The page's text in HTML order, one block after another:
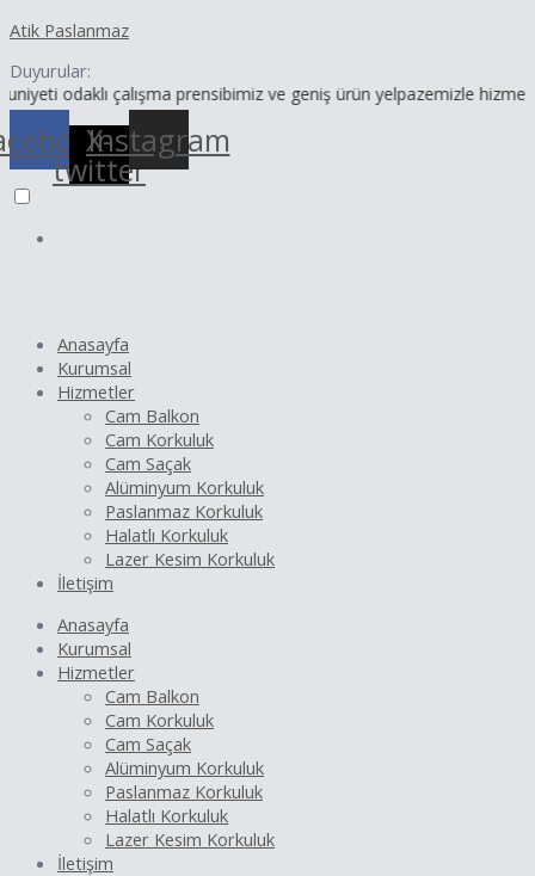
atla
Atik Paslanmaz
Duyurular:
çalışma prensibimiz ve geniş ürün yelpazemizle
X-
twitter
Instagram
Anasayfa
Kurumsal
Hizmetler
Cam Balkon
Cam Korkuluk
Cam Saçak
Alüminyum Korkuluk
Paslanmaz Korkuluk
Halatlı Korkuluk
Lazer Kesim Korkuluk
İletişim
Anasayfa
Kurumsal
Hizmetler
Cam Balkon
Cam Korkuluk
Cam Saçak
Alüminyum Korkuluk
Paslanmaz Korkuluk
Halatlı Korkuluk
Lazer Kesim Korkuluk
İletişim
dolaşımı